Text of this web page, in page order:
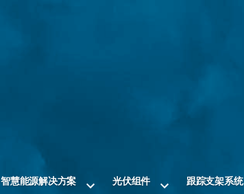
智慧能源解决方案 光伏组件 跟踪支架系统